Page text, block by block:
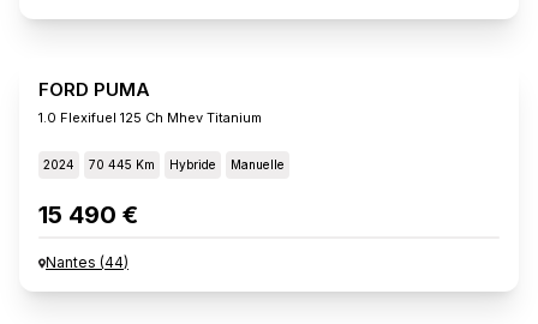
FORD PUMA
1.0 Flexifuel 125 Ch Mhev Titanium
2024 70 445 Km Hybride Manuelle
15 490 €
Nantes (44)